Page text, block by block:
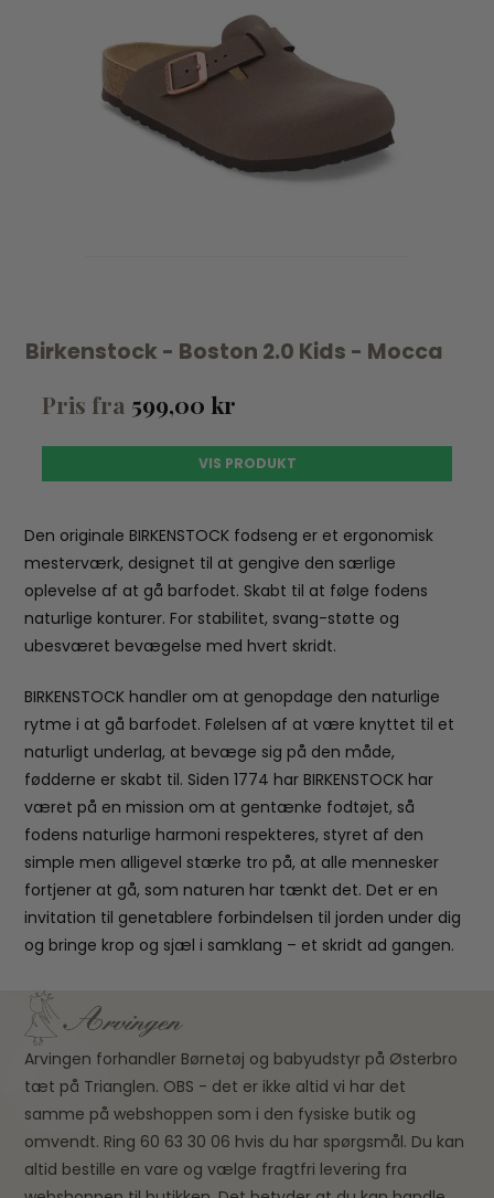
Birkenstock - Boston 2.0 Kids - Mocca
Pris fra 599,00 kr
VIS PRODUKT
Den originale BIRKENSTOCK fodseng er et ergonomisk
mesterværk, designet til at gengive den særlige
oplevelse af at gå barfodet. Skabt til at følge fodens
naturlige konturer. For stabilitet, svang-støtte og
ubesværet bevægelse med hvert skridt.
BIRKENSTOCK handler om at genopdage den naturlige
rytme i at gå barfodet. Følelsen af at være knyttet til et
naturligt underlag, at bevæge sig på den måde,
fødderne er skabt til. Siden 1774 har BIRKENSTOCK har
været på en mission om at gentænke fodtøjet, så
fodens naturlige harmoni respekteres, styret af den
simple men alligevel stærke tro på, at alle mennesker
fortjener at gå, som naturen har tænkt det. Det er en
invitation til genetablere forbindelsen til jorden under dig
og bringe krop og sjæl i samklang – et skridt ad gangen.
Arvingen forhandler Børnetøj og babyudstyr på Østerbro
tæt på Trianglen. OBS - det er ikke altid vi har det
samme på webshoppen som i den fysiske butik og
omvendt. Ring 60 63 30 06 hvis du har spørgsmål. Du kan
altid bestille en vare og vælge fragtfri levering fra